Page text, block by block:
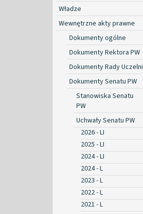
Władze
Wewnętrzne akty prawne
Dokumenty ogólne
Dokumenty Rektora PW
Dokumenty Rady Uczelni
Dokumenty Senatu PW
Stanowiska Senatu
PW
Uchwały Senatu PW
2026 - LI
2025 - LI
2024 - LI
2024 - L
2023 - L
2022 - L
2021 - L